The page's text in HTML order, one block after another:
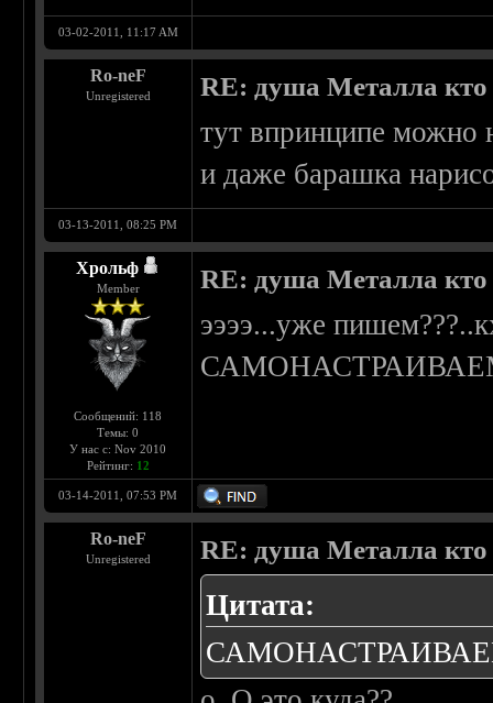
03-02-2011, 11:17 AM
Ro-neF
Unregistered RE: душа Металла кто
тут впринципе можно
и даже барашка
03-13-2011, 08:25 PM
Хрольф
Member
Сообщений: 118
Темы: 0
У нас с: Nov 2010
Рейтинг: 12
RE: душа Металла кто
ээээ...уже
03-14-2011, 07:53 PM
Ro-neF
Unregistered RE: душа Металла кто
Цитата: